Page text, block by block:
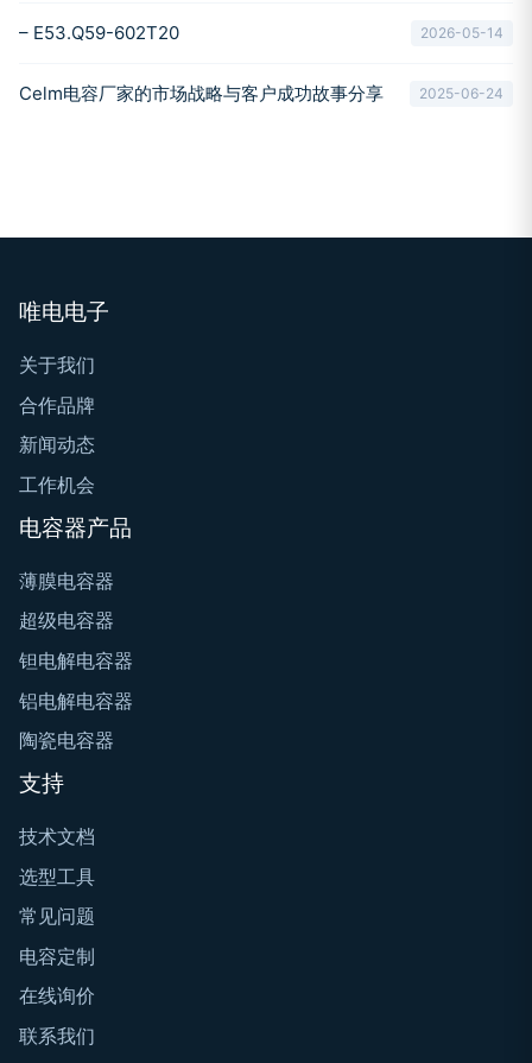
– E53.Q59-602T20 2026-05-14
Celm电容厂家的市场战略与客户成功故事分享 2025-06-24
唯电电子
关于我们
合作品牌
新闻动态
工作机会
电容器产品
薄膜电容器
超级电容器
钽电解电容器
铝电解电容器
陶瓷电容器
支持
技术文档
选型工具
常见问题
电容定制
在线询价
联系我们